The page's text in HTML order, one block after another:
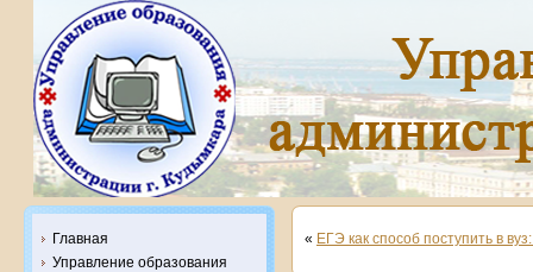
Главная
Управление образования
« ЕГЭ как способ поступить в